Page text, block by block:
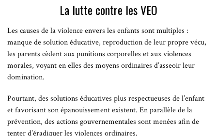
La lutte contre les VEO
Les causes de la violence envers les enfants sont multiples :
manque de solution éducative, reproduction de leur propre vécu,
les parents cèdent aux punitions corporelles et aux violences
morales, voyant en elles des moyens ordinaires d’asseoir leur
domination.
Pourtant, des solutions éducatives plus respectueuses de l’enfant
et favorisant son épanouissement existent. En parallèle de la
prévention, des actions gouvernementales sont menées afin de
tenter d’éradiquer les violences ordinaires.